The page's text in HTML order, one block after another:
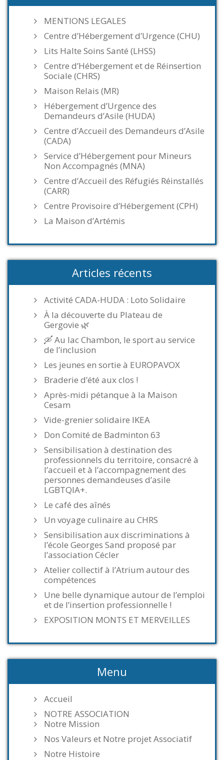
MENTIONS LEGALES
Centre d’Hébergement d’Urgence (CHU)
Lits Halte Soins Santé (LHSS)
Centre d’Hébergement et de Réinsertion
Sociale (CHRS)
Maison Relais (MR)
Hébergement d’Urgence des
Demandeurs d’Asile (HUDA)
Centre d’Accueil des Demandeurs d’Asile
(CADA)
Service d’Hébergement pour Mineurs
Non Accompagnés (MNA)
Centre d’Accueil des Réfugiés Réinstallés
(CARR)
Centre Provisoire d’Hébergement (CPH)
La Maison d’Artémis
Articles récents
Activité CADA-HUDA : Loto Solidaire
À la découverte du Plateau de
Gergovie 🌿
🛶 Au lac Chambon, le sport au service
de l’inclusion
Les jeunes en sortie à EUROPAVOX
Braderie d’été aux clos !
Après-midi pétanque à la Maison
Cesam
Vide-grenier solidaire IKEA
Don Comité de Badminton 63
Sensibilisation à destination des
professionnels du territoire, consacré à
l’accueil et à l’accompagnement des
personnes demandeuses d’asile
LGBTQIA+.
Le café des aînés
Un voyage culinaire au CHRS
Sensibilisation aux discriminations à
l’école Georges Sand proposé par
l’association Cécler
Atelier collectif à l’Atrium autour des
compétences
Une belle dynamique autour de l’emploi
et de l’insertion professionnelle !
EXPOSITION MONTS ET MERVEILLES
Menu
Accueil
NOTRE ASSOCIATION
Notre Mission
Nos Valeurs et Notre projet Associatif
Notre Histoire